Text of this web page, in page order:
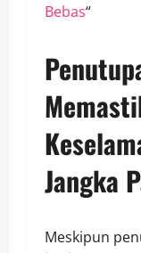
Bebas“
Jangka
Meskipun